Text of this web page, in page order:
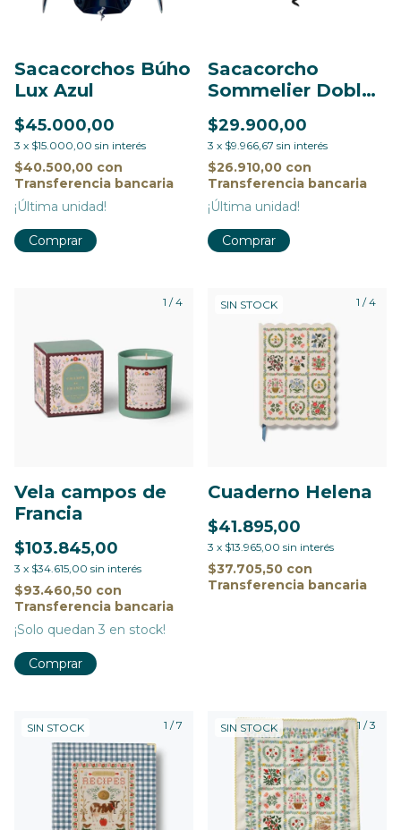
Sacacorchos Búho
Lux Azul
$45.000,00
3 x $15.000,00 sin interés
$40.500,00 con
Transferencia bancaria
¡Última unidad!
Sacacorcho
Sommelier Doble
Impulso Inox
$29.900,00
3 x $9.966,67 sin interés
$26.910,00 con
Transferencia bancaria
¡Última unidad!
1 /4
Vela campos de
Francia
$103.845,00
3 x $34.615,00 sin interés
$93.460,50 con
Transferencia bancaria
¡Solo quedan 3 en stock!
1 /4
SIN STOCK
Cuaderno Helena
$41.895,00
3 x $13.965,00 sin interés
$37.705,50 con
Transferencia bancaria
1 /7
SIN STOCK 1 /3
SIN STOCK